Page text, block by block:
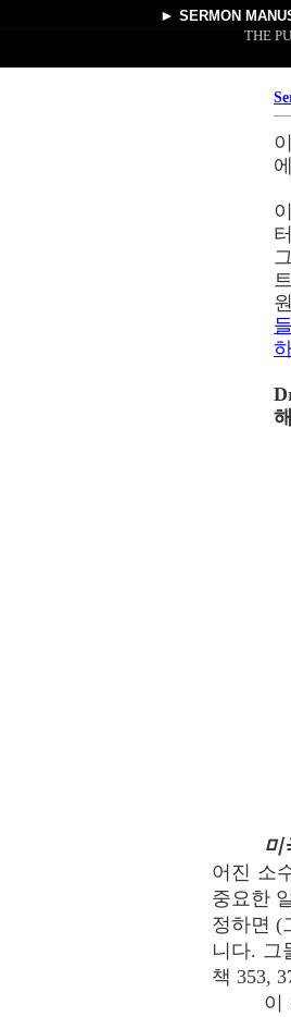
► SERMON
THE
미
어진 소
중요한
정하면 (
니다. 그
책 353,
이